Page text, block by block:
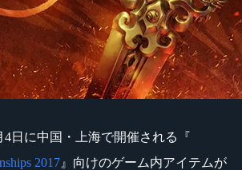
4日に中国・上海で開催される『
2017 』向けのゲーム内アイテムが